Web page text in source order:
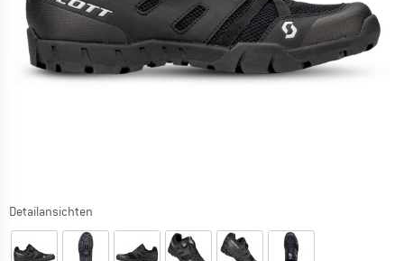
Detailansichten